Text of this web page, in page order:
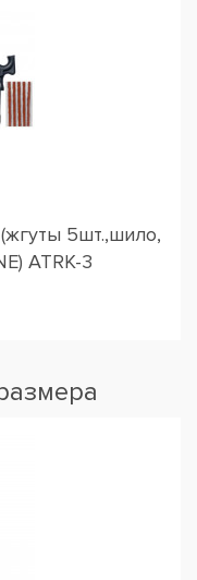
5шт.,шило,
ATRK-3